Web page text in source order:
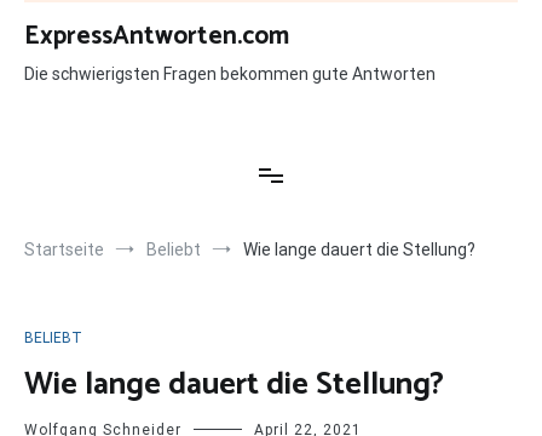
Zum
Inhalt
springen
ExpressAntworten.com
Die schwierigsten Fragen bekommen gute Antworten
Startseite Beliebt Wie lange dauert die Stellung?
BELIEBT
Wie lange dauert die Stellung?
Wolfgang Schneider April 22, 2021